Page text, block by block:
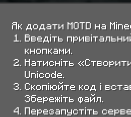
Як додати MOTD на
Введіть
кнопками.
Натисніть
Unicode.
Скопіюйте код і
Збережіть файл.
Перезапустіть